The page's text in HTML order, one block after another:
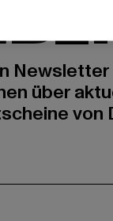
Newsletter
über
von